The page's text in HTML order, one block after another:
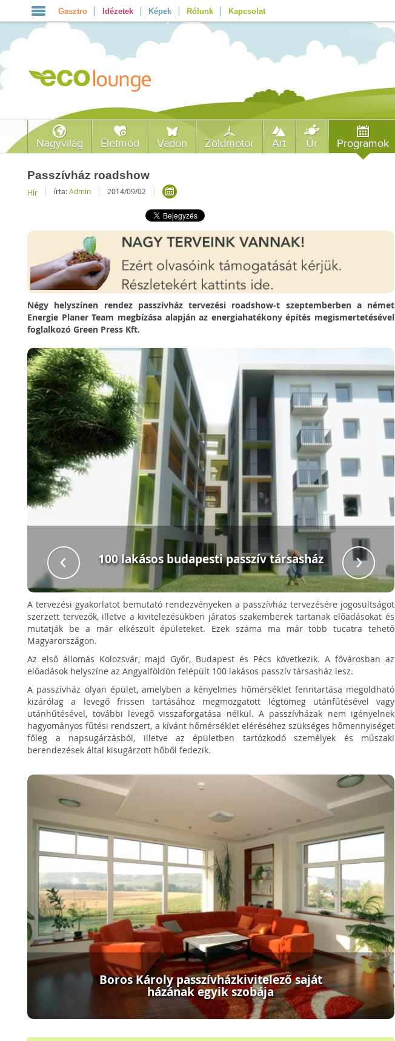
Gasztro Idézetek Képek Rólunk Kapcsolat
Nagyvilág Életmód Vadon Zöldmotor Art Űr Programok
Passzívház roadshow
Hír írta:Admin 2014/09/02
Négy helyszínen rendez passzívház tervezési roadshow-t szeptemberben a német
Energie Planer Team megbízása alapján az energiahatékony építés megismertetésével
foglalkozó Green Press Kft.
100 lakásos budapesti passzív társasház
A tervezési gyakorlatot bemutató rendezvényeken a passzívház tervezésére jogosultságot
szerzett tervezők, illetve a kivitelezésükben járatos szakemberek tartanak előadásokat és
mutatják be a már elkészült épületeket. Ezek száma ma már több tucatra tehető
Magyarországon.
Az első állomás Kolozsvár, majd Győr, Budapest és Pécs következik. A fővárosban az
előadások helyszíne az Angyalföldön felépült 100 lakásos passzív társasház lesz.
A passzívház olyan épület, amelyben a kényelmes hőmérséklet fenntartása megoldható
kizárólag a levegő frissen tartásához megmozgatott légtömeg utánfűtésével vagy
utánhűtésével, további levegő visszaforgatása nélkül. A passzívházak nem igényelnek
hagyományos fűtési rendszert, a kívánt hőmérséklet eléréséhez szükséges hőmennyiséget
főleg a napsugárzásból, illetve az épületben tartózkodó személyek és műszaki
berendezések által kisugárzott hőből fedezik.
Boros Károly passzívházkivitelező saját
házának egyik szobája